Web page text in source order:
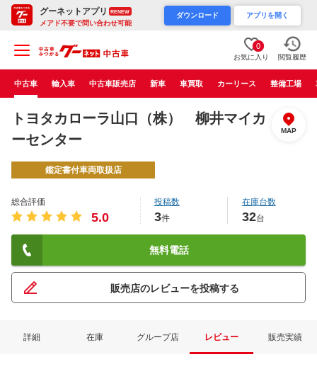
グーネットアプリ RENEW
メアド不要で問い合わせ可能
ダウンロード アプリを開く
0
お気に入り 閲覧履歴
中古車 輸入車 中古車販売店 新車 車買取 カーリース 整備工場
トヨタカローラ山口（株） 柳井マイカ
ーセンター
MAP
鑑定書付車両取扱店
総合評価
5.0
投稿数
3件
在庫台数
32台
無料電話
販売店のレビューを投稿する
詳細 在庫 グループ店 レビュー 販売実績